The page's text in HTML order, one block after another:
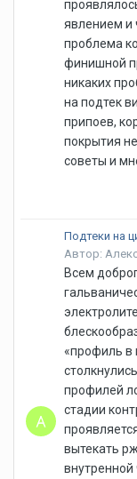
явлением и
проблема
финишной
никаких
на подтек
припоев,
покрытия
советы и
Подтеки на
Автор:
Всем
«профиль в
профилей
стадии
вытекать